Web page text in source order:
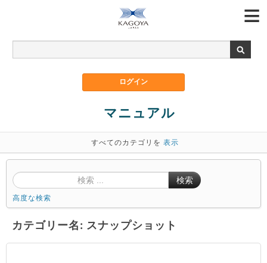
マニュアル
すべてのカテゴリを 表示
検索
高度な検索
カテゴリー名: スナップショット